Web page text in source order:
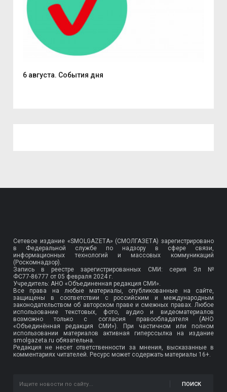
6 августа. События дня
Сетевое издание «SMOLGAZETA» (СМОЛГАЗЕТА) зарегистрировано
в Федеральной службе по надзору в сфере связи,
информационных технологий и массовых коммуникаций
(Роскомнадзор).
Запись в реестре зарегистрированных СМИ: серия Эл №
ФС77-86777 от 05 февраля 2024 г.
Учредитель: АНО «Объединенная редакция СМИ».
Все права на любые материалы, опубликованные на сайте,
защищены в соответствии с российским и международным
законодательством об авторском праве и смежных правах. Любое
использование текстовых, фото, аудио и видеоматериалов
возможно только с согласия правообладателя (АНО
«Объединённая редакция СМИ»). При частичном или полном
использовании материалов активная гиперссылка на издание
smolgazeta.ru обязательна.
Редакция не несет ответственности за мнения, высказанные в
комментариях читателей. Ресурс может содержать материалы 16+.
ПОИСК